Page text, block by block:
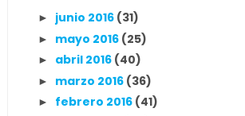
► junio 2016 (31)
► mayo 2016 (25)
► abril 2016 (40)
► marzo 2016 (36)
► febrero 2016 (41)